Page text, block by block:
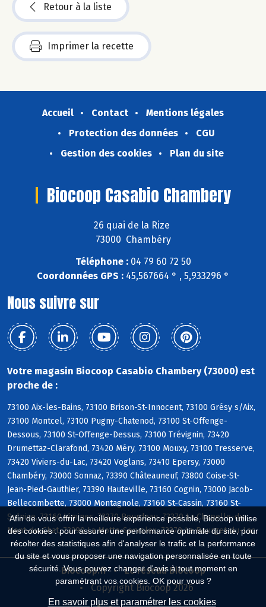
Afin de vous offrir la meilleure expérience possible, Biocoop utilise
des cookies : pour assurer une performance optimale du site, pour
récolter des statistiques afin d'analyser le trafic et la performance
du site et vous proposer une navigation personnalisée en toute
sécurité. Vous pouvez changer d'avis à tout moment en
paramétrant vos cookies. OK pour vous ?
En savoir plus et paramétrer les cookies
Retour à la liste
Imprimer la recette
Accueil Contact
Mentions légales
Protection des données
CGU
Gestion des cookies
Plan du site
Biocoop Casabio Chambery
26 quai de la Rize
73000 Chambéry
Téléphone :04 79 60 72 50
Coordonnées GPS : 45,567664 ° , 5,933296 °
Nous suivre sur
Votre magasin Biocoop Casabio Chambery (73000) est
proche de :
73100 Aix-les-Bains, 73100 Brison-St-Innocent, 73100 Grésy s/Aix,
73100 Montcel, 73100 Pugny-Chatenod, 73100 St-Offenge-
Dessous, 73100 St-Offenge-Dessus, 73100 Trévignin, 73420
Drumettaz-Clarafond, 73420 Méry, 73100 Mouxy, 73100 Tresserve,
73420 Viviers-du-Lac, 73420 Voglans, 73410 Epersy, 73000
Chambéry, 73000 Sonnaz, 73390 Châteauneuf, 73800 Coise-St-
Jean-Pied-Gauthier, 73390 Hauteville, 73160 Cognin, 73000 Jacob-
Bellecombette, 73000 Montagnole, 73160 St-Cassin, 73160 St-
Sulpice, 73160 Vimines, 73370 Bourdeau, 73370 La Chapelle-du-
Mont-du-Chat, 73290 La Motte-Servolex, 73370 Le Bourget-du-Lac
Biocoop.fr
Le réseau Biocoop
Copyright Biocoop 2026